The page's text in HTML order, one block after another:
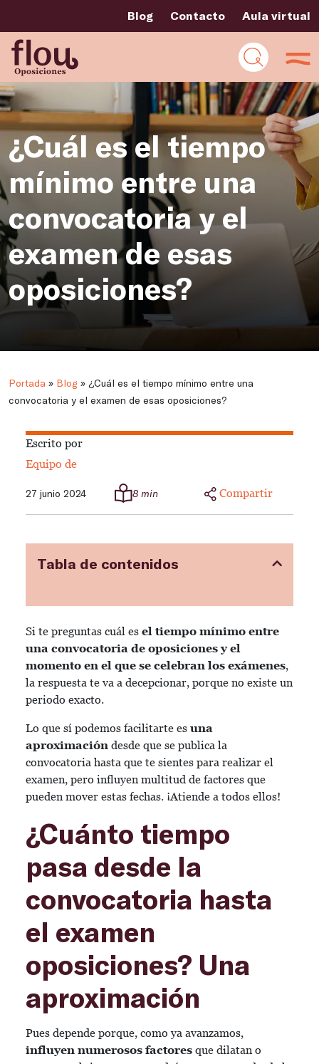
Blog Contacto Aula virtual
¿Cuál es el tiempo
mínimo entre una
convocatoria y el
examen de esas
oposiciones?
Portada » Blog » ¿Cuál es el tiempo mínimo entre una
convocatoria y el examen de esas oposiciones?
Escrito por
Equipo de
27 junio 2024 8 min Compartir
Tabla de contenidos
Si te preguntas cuál es el tiempo mínimo entre
una convocatoria de oposiciones y el
momento en el que se celebran los exámenes,
la respuesta te va a decepcionar, porque no existe un
periodo exacto.
Lo que sí podemos facilitarte es una
aproximación desde que se publica la
convocatoria hasta que te sientes para realizar el
examen, pero influyen multitud de factores que
pueden mover estas fechas. ¡Atiende a todos ellos!
¿Cuánto tiempo
pasa desde la
convocatoria hasta
el examen
oposiciones? Una
aproximación
Pues depende porque, como ya avanzamos,
influyen numerosos factores que dilatan o